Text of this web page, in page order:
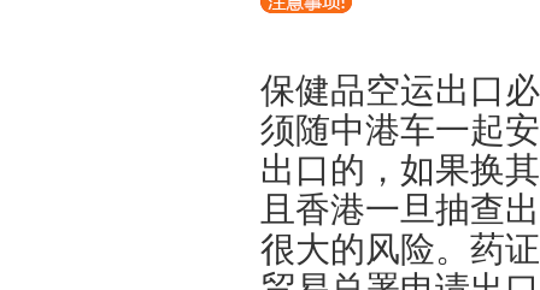
保健品空运出口
须随中港车一起
出口的，如果换
且香港一旦抽查
很大的风险。药